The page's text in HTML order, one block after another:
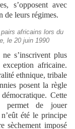
s’opposent avec
de leurs régimes.
africains lors du
le 20 juin 1990
s’inscrivent plus
africaine.
ethnique, tribale
posent la règle
Cette
permet de jouer
été le principe
sèchement imposé